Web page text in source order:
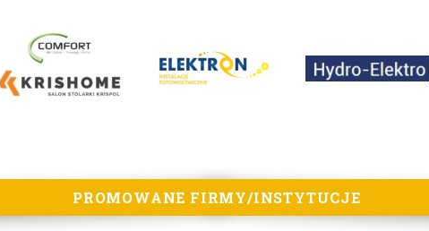
PROMOWANE FIRMY/INSTYTUCJE